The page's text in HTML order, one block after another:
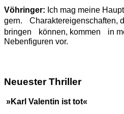
Vöhringer: Ich mag meine
gern. Charaktereigenschaften,
bringen können, kommen in
Nebenfiguren vor.
Neuester Thriller
»Karl Valentin ist tot«